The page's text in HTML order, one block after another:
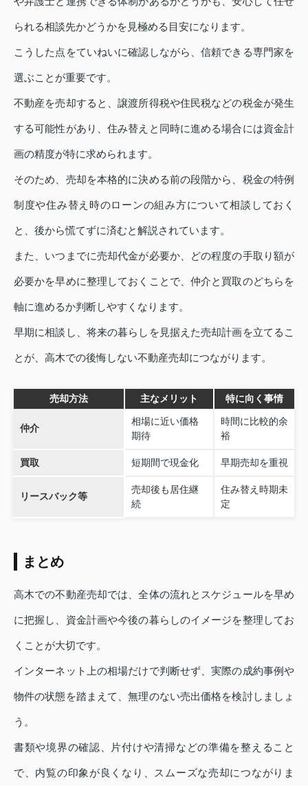
られる相談先かどうかを見極める目安になります。
こうした点をていねいに確認しながら、信頼できる専門家を
選ぶことが重要です。
不動産を売却すると、譲渡所得税や住民税などの税金が発生
する可能性があり、住み替えと同時に進める場合には資金計
画の精度が特に求められます。
そのため、売却を本格的に決める前の段階から、税金の特例
制度や住み替え時のローンの組み方について相談しておく
と、後から慌てずに済むと解説されています。
また、いつまでに売却代金が必要か、どの程度の手取り額が
必要かを早めに整理しておくことで、仲介と買取のどちらを
軸に進めるか判断しやすくなります。
早期に相談し、将来の暮らしを見据えた売却計画を立てるこ
とが、高木での後悔しない不動産売却につながります。
売却方法 主なメリット 特に向く事情
仲介
相場に近い価格
期待
時間に比較的余
裕
買取 短期間で現金化 早期売却を重視
リースバック等
売却後も居住継
続
住み替え時期未
定
まとめ
高木での不動産売却では、全体の流れとスケジュールを早め
に把握し、資金計画や今後の暮らしのイメージを整理してお
くことが大切です。
インターネット上の相場だけで判断せず、実際の成約事例や
物件の状態を踏まえて、無理のない売出価格を検討しましょ
う。
書類や境界の確認、片付けや清掃などの準備を整えること
で、内覧の印象が良くなり、スムーズな売却につながりま